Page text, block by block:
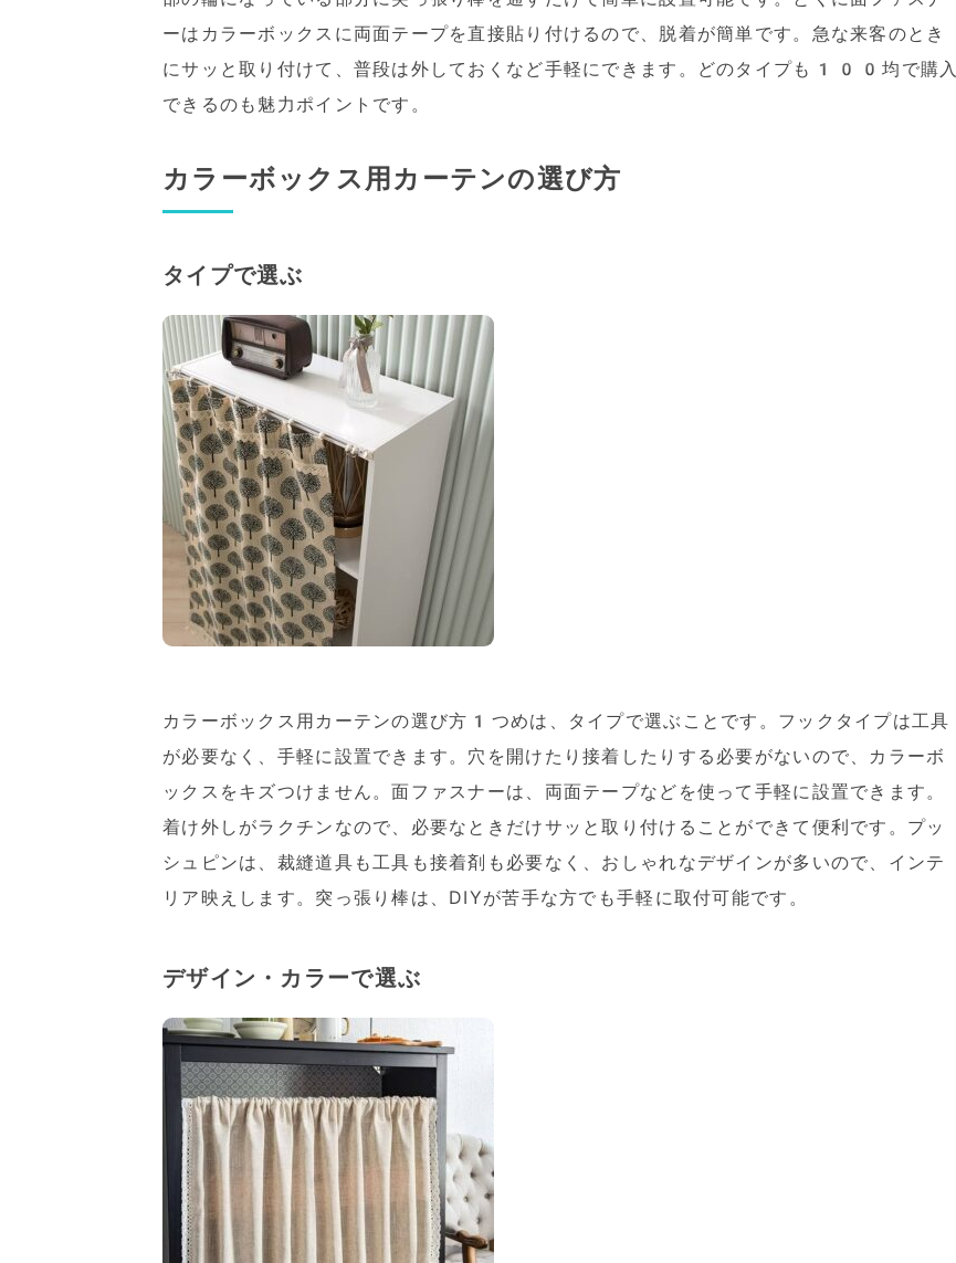
ーはカラーボックスに両面テープを直接貼り付けるので、脱着が簡単です。急な来客のとき
にサッと取り付けて、普段は外しておくなど手軽にできます。どのタイプも100均で購入
できるのも魅力ポイントです。
カラーボックス用カーテンの選び方
タイプで選ぶ
カラーボックス用カーテンの選び方1つめは、タイプで選ぶことです。フックタイプは工具
が必要なく、手軽に設置できます。穴を開けたり接着したりする必要がないので、カラーボ
ックスをキズつけません。面ファスナーは、両面テープなどを使って手軽に設置できます。
着け外しがラクチンなので、必要なときだけサッと取り付けることができて便利です。プッ
シュピンは、裁縫道具も工具も接着剤も必要なく、おしゃれなデザインが多いので、インテ
リア映えします。突っ張り棒は、DIYが苦手な方でも手軽に取付可能です。
デザイン・カラーで選ぶ